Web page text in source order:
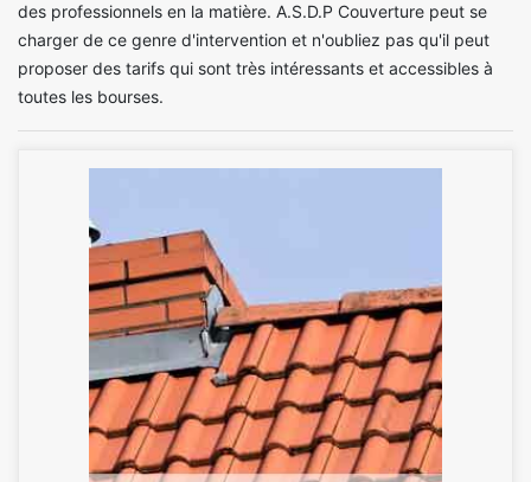
des professionnels en la matière. A.S.D.P Couverture peut se
charger de ce genre d'intervention et n'oubliez pas qu'il peut
proposer des tarifs qui sont très intéressants et accessibles à
toutes les bourses.